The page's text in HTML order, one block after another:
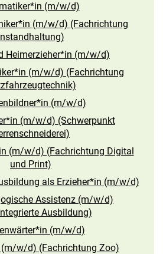
(m/w/d)
(m/w/d) (Fachrichtung
Heimerzieher*in (m/w/d)
(m/w/d) (Fachrichtung
(m/w/d)
(m/w/d) (Schwerpunkt
(m/w/d) (Fachrichtung Digital
und Print)
als Erzieher*in (m/w/d)
Assistenz (m/w/d)
Ausbildung)
(m/w/d)
w/d) (Fachrichtung Zoo)